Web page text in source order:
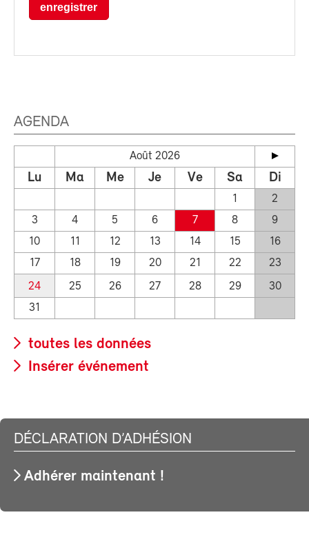
enregistrer
AGENDA
Août 2026
Lu Ma Me Je Ve Sa Di
1
2
3
4 5 6 7 8
9
10
11 12 13 14 15
16
17
18 19 20 21 22
23
24
25 26 27 28 29
30
31
toutes les données
Insérer événement
DÉCLARATION D’ADHÉSION
Adhérer maintenant !